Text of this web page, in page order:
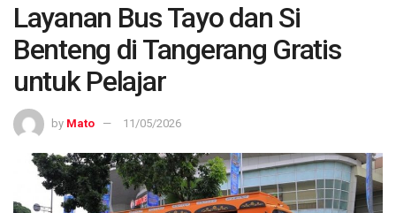
Layanan Bus Tayo dan Si
Benteng di Tangerang Gratis
untuk Pelajar
by Mato 11/05/2026